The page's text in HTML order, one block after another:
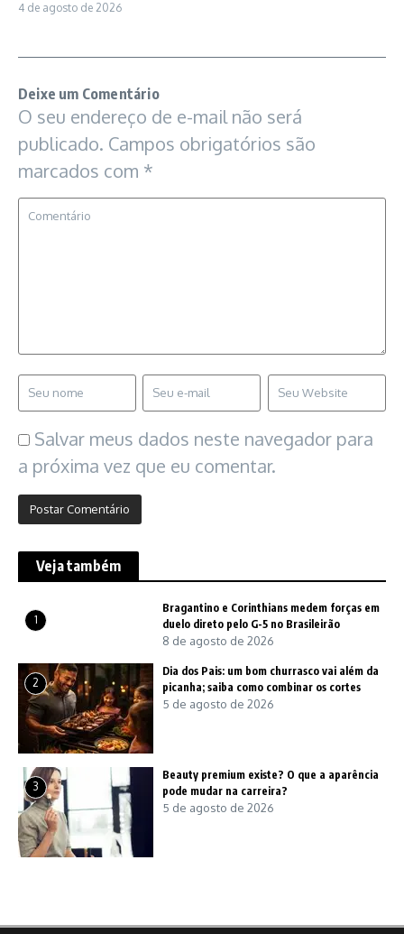
4 de agosto de 2026
Deixe um Comentário
O seu endereço de e-mail não será
publicado. Campos obrigatórios são
marcados com *
Salvar meus dados neste navegador para
a próxima vez que eu comentar.
Veja também
1
Bragantino e Corinthians medem forças em
duelo direto pelo G-5 no Brasileirão
8 de agosto de 2026
2
Dia dos Pais: um bom churrasco vai além da
picanha; saiba como combinar os cortes
5 de agosto de 2026
3
Beauty premium existe? O que a aparência
pode mudar na carreira?
5 de agosto de 2026